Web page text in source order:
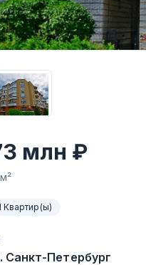
млн ₽
Квартир(ы)
Санкт-Петербург